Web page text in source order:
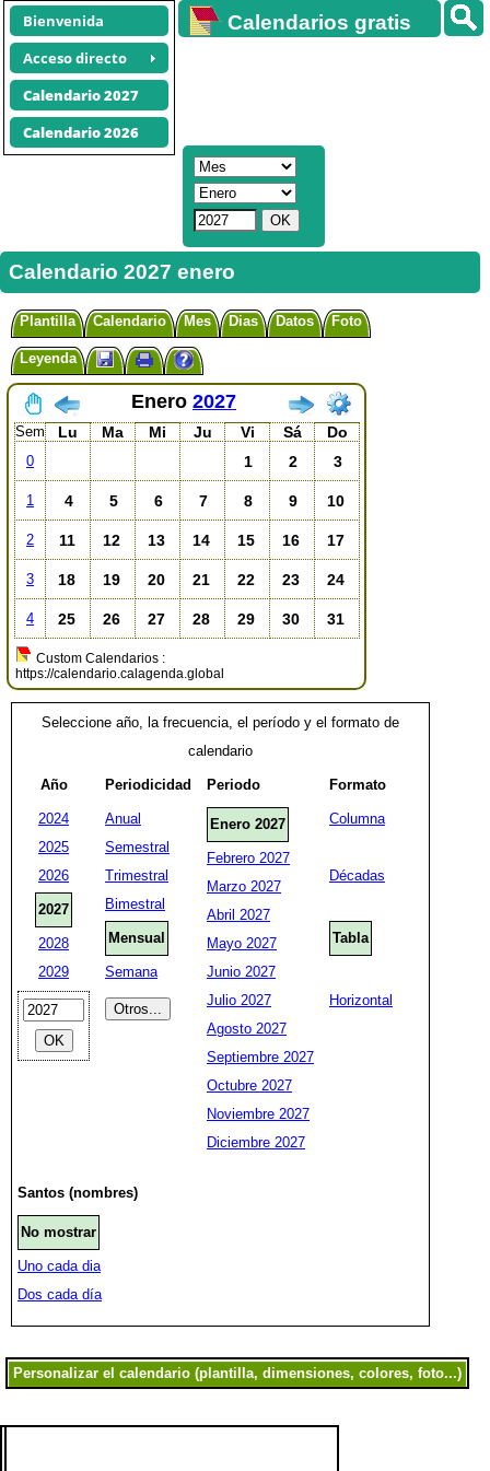
Bienvenida
Acceso directo
Calendario 2027
Calendario 2026
Calendarios gratis
Calendario 2027 enero
Plantilla Calendario Mes Dias Datos Foto
Leyenda
Enero 2027
Sem Lu Ma Mi Ju Vi Sá Do
0 1 2 3
1 4 5 6 7 8 9 10
2 11 12 13 14 15 16 17
3 18 19 20 21 22 23 24
4 25 26 27 28 29 30 31
Custom Calendarios :
https://calendario.calagenda.global
Seleccione año, la frecuencia, el período y el formato de
calendario
Año
2024
2025
2026
2027
2028
2029
Periodicidad
Anual
Semestral
Trimestral
Bimestral
Mensual
Semana
Periodo
Enero 2027
Febrero 2027
Marzo 2027
Abril 2027
Mayo 2027
Junio 2027
Julio 2027
Agosto 2027
Septiembre 2027
Octubre 2027
Noviembre 2027
Diciembre 2027
Formato
Columna
Décadas
Tabla
Horizontal
Santos (nombres)
No mostrar
Uno cada dia
Dos cada día